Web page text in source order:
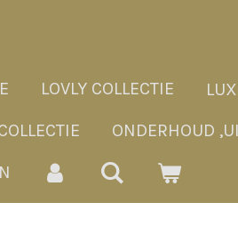
LOVLY COLLECTIE
ONDERHOUD